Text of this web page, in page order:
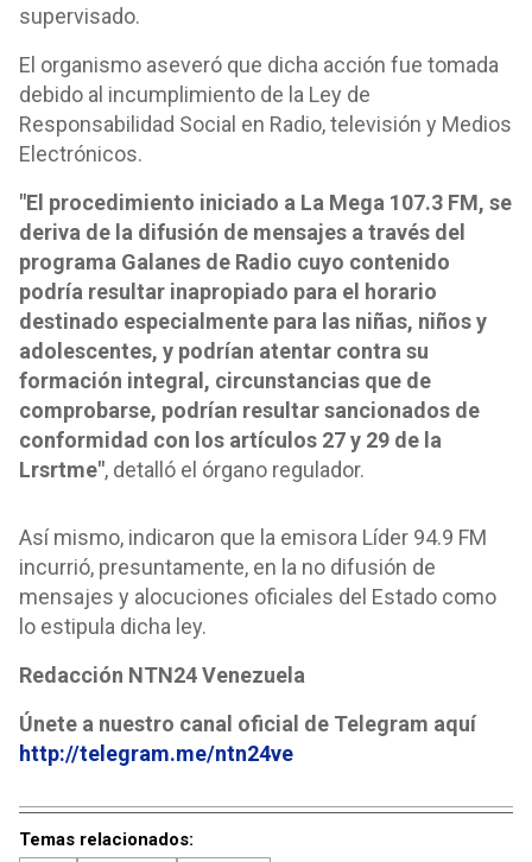
supervisado.
El organismo aseveró que dicha acción fue tomada
debido al incumplimiento de la Ley de
Responsabilidad Social en Radio, televisión y Medios
Electrónicos.
"El procedimiento iniciado a La Mega 107.3 FM, se
deriva de la difusión de mensajes a través del
programa Galanes de Radio cuyo contenido
podría resultar inapropiado para el horario
destinado especialmente para las niñas, niños y
adolescentes, y podrían atentar contra su
formación integral, circunstancias que de
comprobarse, podrían resultar sancionados de
conformidad con los artículos 27 y 29 de la
Lrsrtme", detalló el órgano regulador.
Así mismo, indicaron que la emisora Líder 94.9 FM
incurrió, presuntamente, en la no difusión de
mensajes y alocuciones oficiales del Estado como
lo estipula dicha ley.
Redacción NTN24 Venezuela
Únete a nuestro canal oficial de Telegram aquí
http://telegram.me/ntn24ve
Temas relacionados: